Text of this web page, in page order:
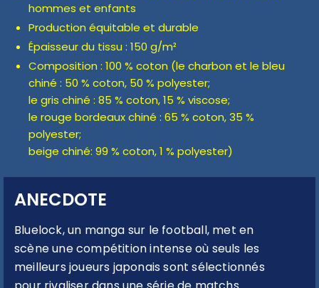
hommes et enfants
Production équitable et durable
Épaisseur du tissu : 150 g/m²
Composition : 100 % coton (le charbon et le bleu
chiné : 50 % coton, 50 % polyester;
le gris chiné : 85 % coton, 15 % viscose;
le rouge bordeaux chiné : 65 % coton, 35 %
polyester;
beige chiné: 99 % coton, 1 % polyester)
ANECDOTE
Bluelock, un manga sur le football, met en
scène une compétition intense où seuls les
meilleurs joueurs japonais sont sélectionnés